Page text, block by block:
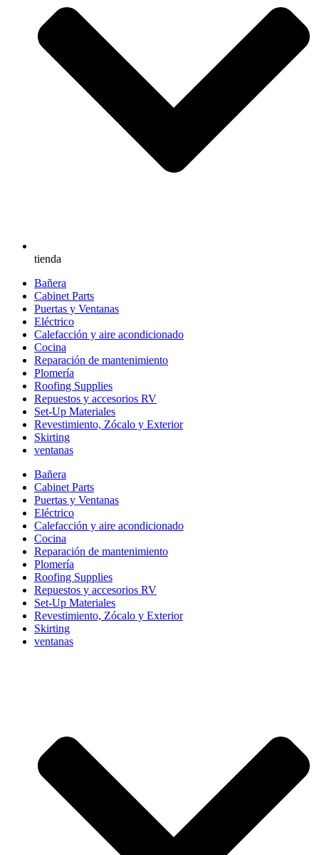
tienda
Bañera
Cabinet Parts
Puertas y Ventanas
Eléctrico
Calefacción y aire acondicionado
Cocina
Reparación de mantenimiento
Plomería
Roofing Supplies
Repuestos y accesorios RV
Set-Up Materiales
Revestimiento, Zócalo y Exterior
Skirting
ventanas
Bañera
Cabinet Parts
Puertas y Ventanas
Eléctrico
Calefacción y aire acondicionado
Cocina
Reparación de mantenimiento
Plomería
Roofing Supplies
Repuestos y accesorios RV
Set-Up Materiales
Revestimiento, Zócalo y Exterior
Skirting
ventanas